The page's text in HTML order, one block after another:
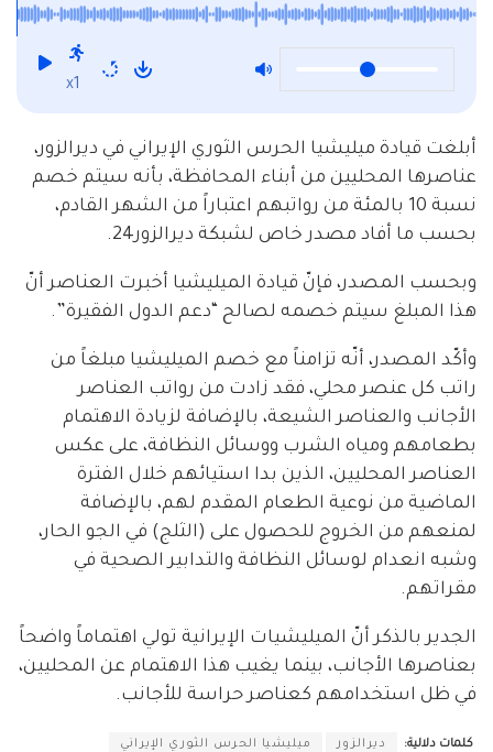
وترفع رواتب الأجانب
x1
أبلغت قيادة ميليشيا الحرس الثوري الإيراني في ديرالزور،
عناصرها المحليين من أبناء المحافظة، بأنه سيتم خصم
نسبة 10 بالمئة من رواتبهم اعتباراً من الشهر القادم،
بحسب ما أفاد مصدر خاص لشبكة ديرالزور24.
وبحسب المصدر، فإنّ قيادة الميليشيا أخبرت العناصر أنّ
هذا المبلغ سيتم خصمه لصالح “دعم الدول الفقيرة”.
وأكّد المصدر، أنّه تزامناً مع خصم الميليشيا مبلغاً من
راتب كل عنصر محلي، فقد زادت من رواتب العناصر
الأجانب والعناصر الشيعة، بالإضافة لزيادة الاهتمام
بطعامهم ومياه الشرب ووسائل النظافة، على عكس
العناصر المحليين، الذين بدا استيائهم خلال الفترة
الماضية من نوعية الطعام المقدم لهم، بالإضافة
لمنعهم من الخروج للحصول على (الثلج) في الجو الحار،
وشبه انعدام لوسائل النظافة والتدابير الصحية في
مقراتهم.
الجدير بالذكر أنّ الميليشيات الإيرانية تولي اهتماماً واضحاً
بعناصرها الأجانب، بينما يغيب هذا الاهتمام عن المحليين،
في ظل استخدامهم كعناصر حراسة للأجانب.
كلمات دلالية: ديرالزور ميليشيا الحرس الثوري الإيراني